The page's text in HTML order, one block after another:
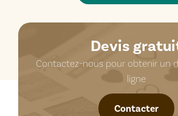
Devis
Contactez-nous pour obtenir un
ligne
Contacter